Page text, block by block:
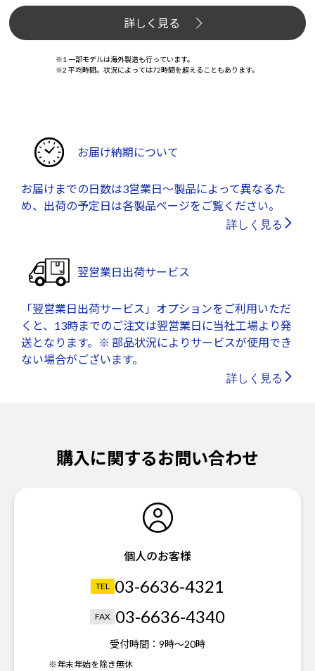
詳しく見る
※1 一部モデルは海外製造も行っています。
※2 平均時間。状況によっては72時間を超えることもあります。
お届け納期について
お届けまでの日数は3営業日～製品によって異なるた
め、出荷の予定日は各製品ページをご覧ください。
詳しく見る
翌営業日出荷サービス
「翌営業日出荷サービス」オプションをご利用いただ
くと、13時までのご注文は翌営業日に当社工場より発
送となります。※ 部品状況によりサービスが使用でき
ない場合がございます。
詳しく見る
購入に関するお問い合わせ
個人のお客様
TEL 03-6636-4321
FAX 03-6636-4340
受付時間： 9時～20時
※年末年始を除き無休